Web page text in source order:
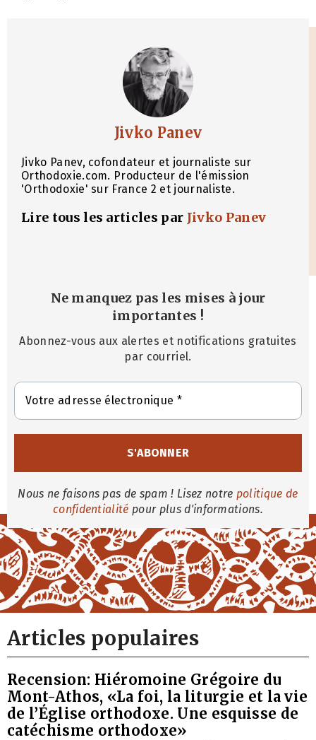
Jivko Panev
Jivko Panev, cofondateur et journaliste sur
Orthodoxie.com. Producteur de l'émission
'Orthodoxie' sur France 2 et journaliste.
Lire tous les articles par Jivko Panev
Ne manquez pas les mises à jour
importantes !
Abonnez-vous aux alertes et notifications gratuites
par courriel.
Nous ne faisons pas de spam ! Lisez notre politique de
confidentialité pour plus d'informations.
Articles populaires
Recension: Hiéromoine Grégoire du
Mont-Athos, «La foi, la liturgie et la vie
de l’Église orthodoxe. Une esquisse de
catéchisme orthodoxe»